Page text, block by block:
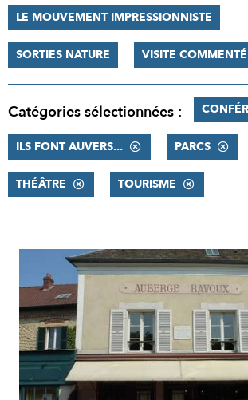
LE MOUVEMENT IMPRESSIONNISTE
SORTIES NATURE VISITE
Catégories sélectionnées :
ILS FONT AUVERS... PARCS
THÉÂTRE TOURISME
RÉSULTATS